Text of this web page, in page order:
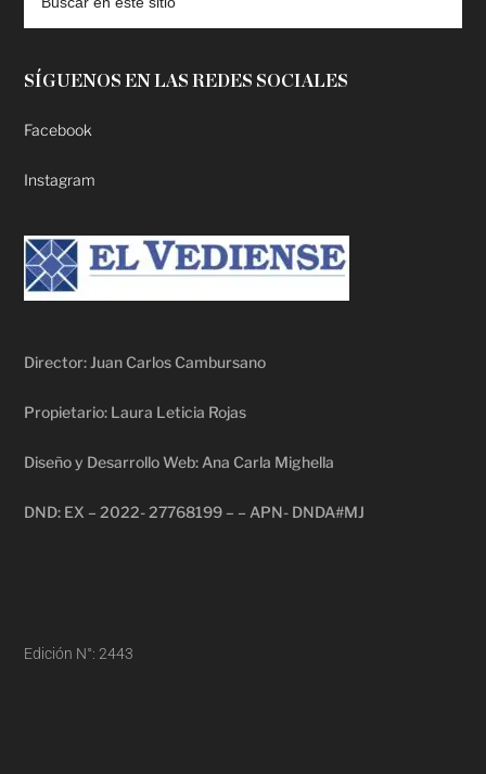
SÍGUENOS EN LAS REDES SOCIALES
Facebook
Instagram
Director: Juan Carlos Cambursano
Propietario: Laura Leticia Rojas
Diseño y Desarrollo Web: Ana Carla Mighella
DND: EX – 2022- 27768199 – – APN- DNDA#MJ
Edición N°: 2443